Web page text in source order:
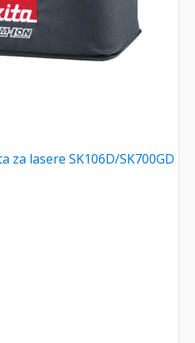
lasere SK106D/SK700GD